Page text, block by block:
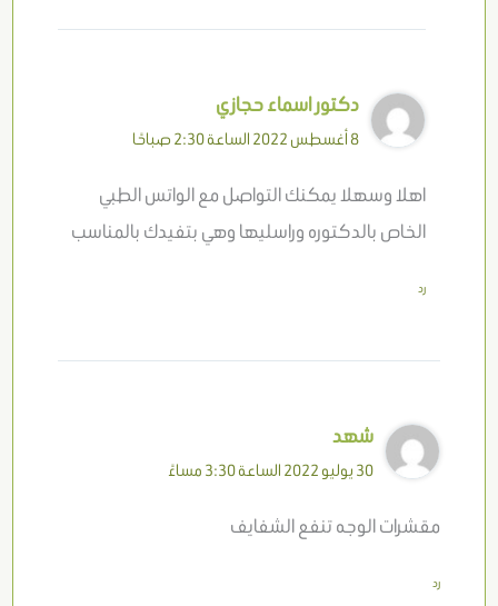
دكتور اسماء حجازي
8 أغسطس 2022 الساعة 2:30 صباحًا
اهلا وسهلا يمكنك التواصل مع الواتس الطبي
الخاص بالدكتوره وراسليها وهي بتفيدك بالمناسب
رد
شهد
30 يوليو 2022 الساعة 3:30 مساءً
مقشرات الوجه تنفع الشفايف
رد